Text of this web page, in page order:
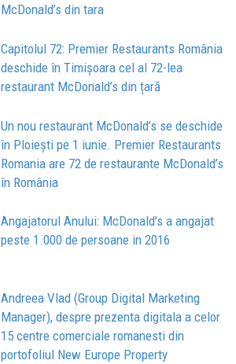
McDonald’s din tara
Capitolul 72: Premier Restaurants România
deschide în Timișoara cel al 72-lea
restaurant McDonald’s din țară
Un nou restaurant McDonald’s se deschide
în Ploiești pe 1 iunie. Premier Restaurants
Romania are 72 de restaurante McDonald’s
în România
Angajatorul Anului: McDonald’s a angajat
peste 1.000 de persoane in 2016
Andreea Vlad (Group Digital Marketing
Manager), despre prezenta digitala a celor
15 centre comerciale romanesti din
portofoliul New Europe Property